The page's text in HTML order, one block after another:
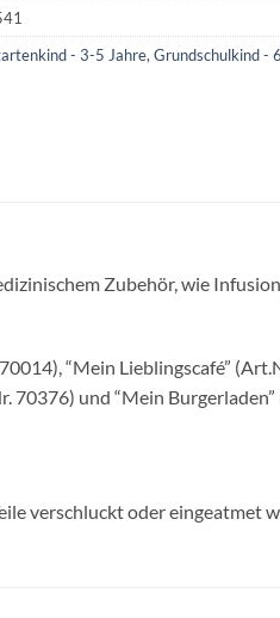
- 3-5 Jahre, Grundschulkind -
Zubehör, wie
“Mein Lieblingscafé”
70376) und “Mein
verschluckt oder eingeatmet